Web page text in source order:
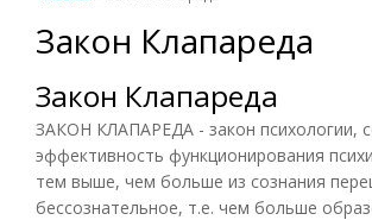
Закон Клапареда
Закон Клапареда
ЗАКОН КЛАПАРЕДА - закон психологии,
эффективность функционирования
тем выше, чем больше из сознания
бессознательное, т.е. чем больше